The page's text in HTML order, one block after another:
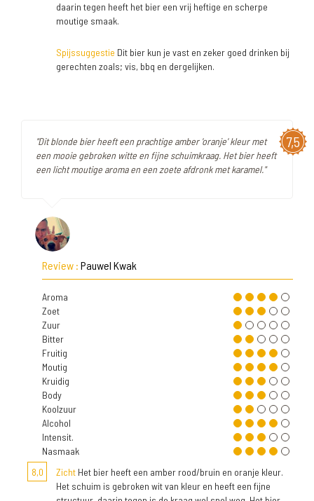
daarin tegen heeft het bier een vrij heftige en scherpe
moutige smaak.
Spijssuggestie Dit bier kun je vast en zeker goed drinken bij
gerechten zoals; vis, bbq en dergelijken.
7,5
"Dit blonde bier heeft een prachtige amber 'oranje' kleur met
een mooie gebroken witte en fijne schuimkraag. Het bier heeft
een licht moutige aroma en een zoete afdronk met karamel."
Review : Pauwel Kwak
Aroma
Zoet
Zuur
Bitter
Fruitig
Moutig
Kruidig
Body
Koolzuur
Alcohol
Intensit.
Nasmaak
8,0
Zicht Het bier heeft een amber rood/bruin en oranje kleur.
Het schuim is gebroken wit van kleur en heeft een fijne